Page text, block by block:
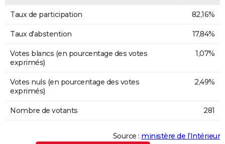
Taux de participation 82,16%
Taux d'abstention 17,84%
Votes blancs (en pourcentage des votes
exprimés)
1,07%
Votes nuls (en pourcentage des votes
exprimés)
2,49%
Nombre de votants 281
Source : ministère de l’Intérieur